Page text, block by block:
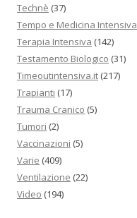
Technè (37)
Tempo e Medicina Intensiva
Terapia Intensiva (142)
Testamento Biologico (31)
Timeoutintensiva.it (217)
Trapianti (17)
Trauma Cranico (5)
Tumori (2)
Vaccinazioni (5)
Varie (409)
Ventilazione (22)
Video (194)